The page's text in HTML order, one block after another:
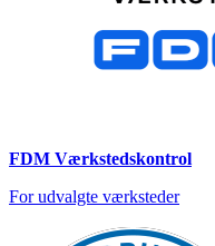
FDM Værkstedskontrol
For udvalgte værksteder